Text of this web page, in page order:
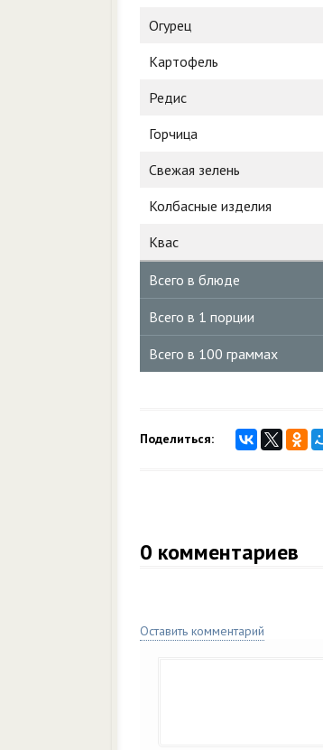
Огурец
Картофель
Редис
Горчица
Свежая зелень
Колбасные изделия
Квас
Всего в блюде
Всего в 1 порции
Всего в 100 граммах
Поделиться:
0 комментариев
Оставить комментарий